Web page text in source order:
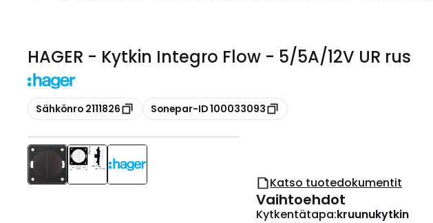
HAGER - Kytkin Integro Flow - 5/5A/12V UR rus
Kopioi
Sähkönro 2111826 Kopioi
Sonepar-ID 100033093
Katso tuotedokumentit
Vaihtoehdot
Kytkentätapa:kruunukytkin